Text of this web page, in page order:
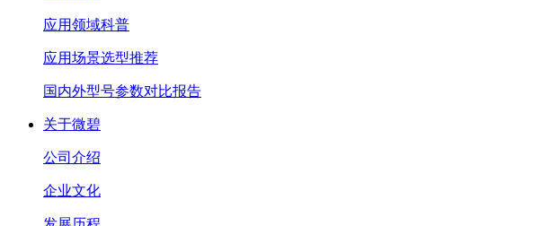
应用领域科普
应用场景选型推荐
国内外型号参数对比报告
关于微碧
公司介绍
企业文化